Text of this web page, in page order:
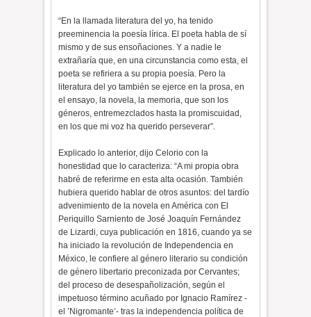
“En la llamada literatura del yo, ha tenido
preeminencia la poesía lírica. El poeta habla de sí
mismo y de sus ensoñaciones. Y a nadie le
extrañaría que, en una circunstancia como esta, el
poeta se refiriera a su propia poesía. Pero la
literatura del yo también se ejerce en la prosa, en
el ensayo, la novela, la memoria, que son los
géneros, entremezclados hasta la promiscuidad,
en los que mi voz ha querido perseverar”.
Explicado lo anterior, dijo Celorio con la
honestidad que lo caracteriza: “A mi propia obra
habré de referirme en esta alta ocasión. También
hubiera querido hablar de otros asuntos: del tardío
advenimiento de la novela en América con El
Periquillo Sarniento de José Joaquín Fernández
de Lizardi, cuya publicación en 1816, cuando ya se
ha iniciado la revolución de Independencia en
México, le confiere al género literario su condición
de género libertario preconizada por Cervantes;
del proceso de desespañolización, según el
impetuoso término acuñado por Ignacio Ramírez -
el ’Nigromante’- tras la independencia política de